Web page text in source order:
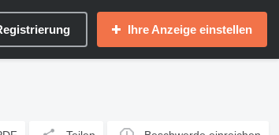
Ihre Anzeige einstellen